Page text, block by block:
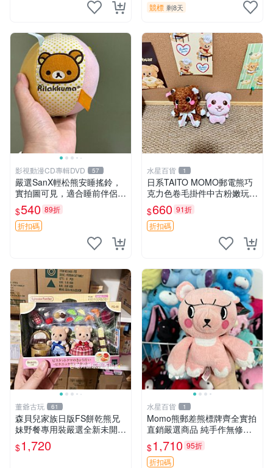
競標 剩8天
影視動漫CD專輯DVD 57
嚴選SanX輕松熊安睡搖鈴，
實拍圖可見，適合睡前伴侶，
Picks安撫好物 0325 懸吊 電
腦
$540 89折
折扣碼
水星百貨 1
日系TAITO MOMO郵電熊巧
克力色卷毛掛件中古粉嫩玩偶
微瑕推薦 postpet momo 郵
電熊 中古玩偶
$660 91折
折扣碼
董爺古玩 61
森貝兒家族日版FS餅乾熊兄
妹野餐專用裝嚴選全新未開
封，包含兩組大童款紙盒裝，
適合收藏與分享。 餅乾熊兄
$1,720
水星百貨 1
Momo熊郵差熊標牌齊全實拍
直銷嚴選商品 純手作無修圖
可收藏 郵差熊 Momo熊 標牌
商品
$1,710 95折
折扣碼